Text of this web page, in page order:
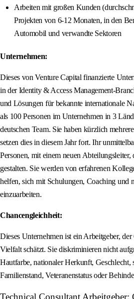
Arbeiten mit großen Kunden
Projekten von 6-12 Monaten, in den
Automobil und verwandte Sektoren
Unternehmen:
Dieses von Venture Capital finanzierte
in der Identity & Access Management-
und Lösungen für bekannte internationale
als 100 Personen im Unternehmen in 3
deutschen Team. Sie haben kürzlich
setzen dies in diesem Jahr fort. Ihr
Personen, mit einem neuen
gestalten. Sie werden von erfahrenen
helfen, sich mit Schulungen, Coaching und
einzuarbeiten.
Chancengleichheit:
Dieses Unternehmen ist ein Arbeitgeber,
Vielfalt schätzt. Sie diskriminieren nicht
Hautfarbe, nationaler Herkunft, Geschlecht,
Familienstand, Veteranenstatus oder
Technical Consultant